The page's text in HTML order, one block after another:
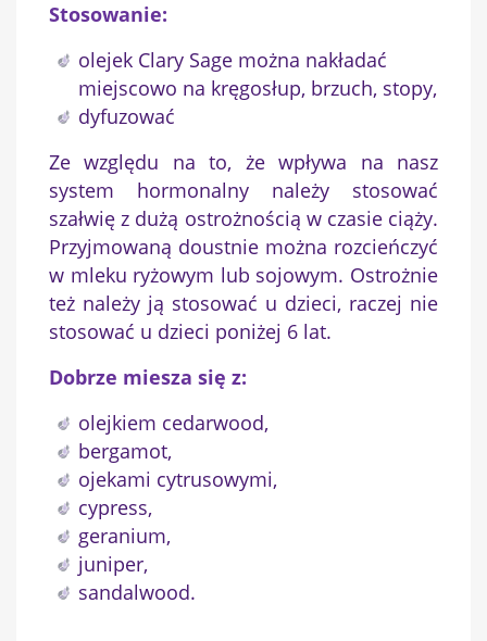
Stosowanie:
olejek Clary Sage można nakładać
miejscowo na kręgosłup, brzuch, stopy,
dyfuzować
Ze względu na to, że wpływa na nasz
system hormonalny należy stosować
szałwię z dużą ostrożnością w czasie ciąży.
Przyjmowaną doustnie można rozcieńczyć
w mleku ryżowym lub sojowym. Ostrożnie
też należy ją stosować u dzieci, raczej nie
stosować u dzieci poniżej 6 lat.
Dobrze miesza się z:
olejkiem cedarwood,
bergamot,
ojekami cytrusowymi,
cypress,
geranium,
juniper,
sandalwood.
Utwórz listę życzeń